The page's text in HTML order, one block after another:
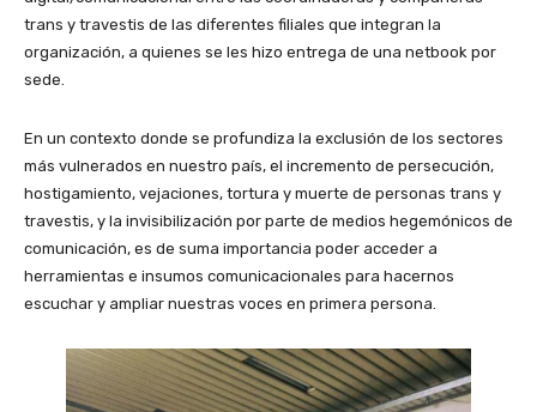
trans y travestis de las diferentes filiales que integran la
organización, a quienes se les hizo entrega de una netbook por
sede.
En un contexto donde se profundiza la exclusión de los sectores
más vulnerados en nuestro país, el incremento de persecución,
hostigamiento, vejaciones, tortura y muerte de personas trans y
travestis, y la invisibilización por parte de medios hegemónicos de
comunicación, es de suma importancia poder acceder a
herramientas e insumos comunicacionales para hacernos
escuchar y ampliar nuestras voces en primera persona.